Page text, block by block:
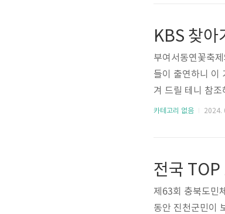
KBS 찾아
부여서동연꽃축
들이 출연하니 이
겨 드릴 테니 참
가기 김의영 최근
카테고리 없음 2024.
전국 TOP
제63회 충북도민
동안 진천군민이